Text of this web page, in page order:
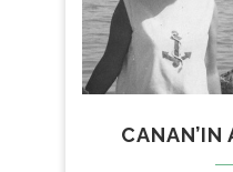
CANAN’IN